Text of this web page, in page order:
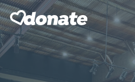
Aller
au
contenu